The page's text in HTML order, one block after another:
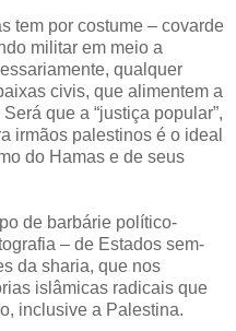
tem por costume – covarde
militar em meio a
qualquer
civis, que alimentem a
que a “justiça popular”,
irmãos palestinos é o ideal
do Hamas e de seus
de barbárie político-
– de Estados sem-
da sharia, que nos
islâmicas radicais que
inclusive a Palestina.